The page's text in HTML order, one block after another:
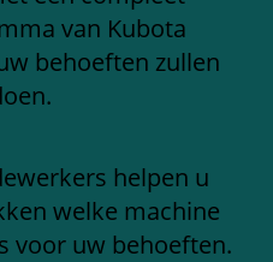
van Kubota
behoeften zullen
helpen u
welke machine
voor uw behoeften.